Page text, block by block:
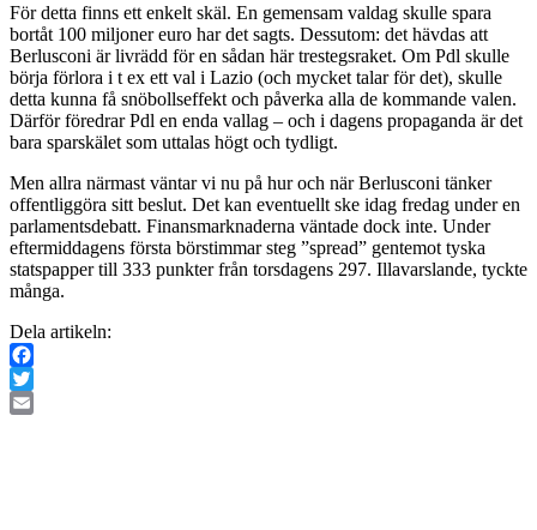
För detta finns ett enkelt skäl. En gemensam valdag skulle spara
bortåt 100 miljoner euro har det sagts. Dessutom: det hävdas att
Berlusconi är livrädd för en sådan här trestegsraket. Om Pdl skulle
börja förlora i t ex ett val i Lazio (och mycket talar för det), skulle
detta kunna få snöbollseffekt och påverka alla de kommande valen.
Därför föredrar Pdl en enda vallag – och i dagens propaganda är det
bara sparskälet som uttalas högt och tydligt.
Men allra närmast väntar vi nu på hur och när Berlusconi tänker
offentliggöra sitt beslut. Det kan eventuellt ske idag fredag under en
parlamentsdebatt. Finansmarknaderna väntade dock inte. Under
eftermiddagens första börstimmar steg ”spread” gentemot tyska
statspapper till 333 punkter från torsdagens 297. Illavarslande, tyckte
många.
Dela artikeln:
Facebook
Twitter